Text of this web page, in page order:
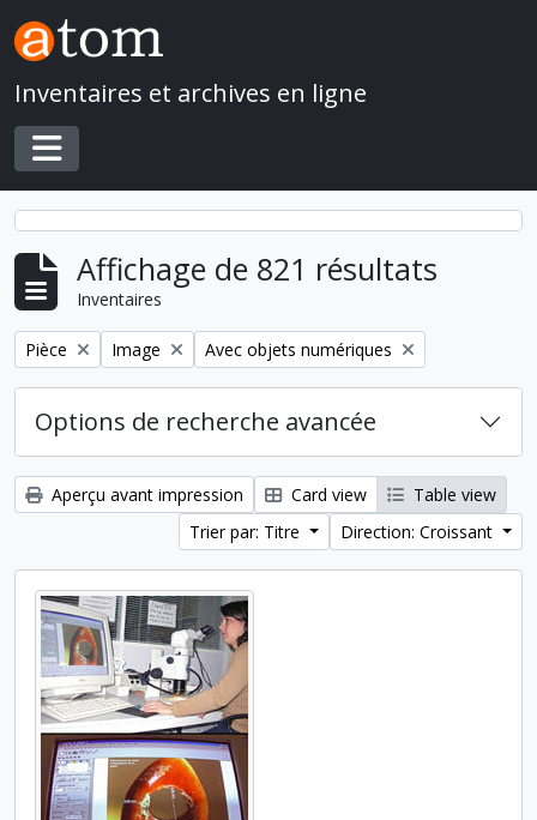
Skip to main content
Inventaires et archives en ligne
Toggle navigation
Affichage de 821 résultats
Inventaires
Remove filter:
Pièce Remove filter:
Image Remove filter:
Avec objets numériques
Options de recherche avancée
Aperçu avant impression Card view
Table view
Trier par: Titre
Direction: Croissant